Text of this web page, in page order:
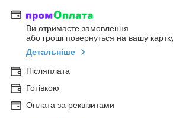
Ви отримаєте замовлення
або гроші повернуться на вашу
Детальніше
Післяплата
Готівкою
Оплата за реквізитами